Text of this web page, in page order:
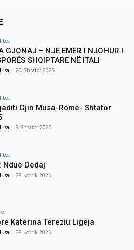
GJONAJ – NJË EMËR I NJOHUR I
SHQIPTARE NË ITALI
- 20 Shtator 2025
Gjin Musa-Rome- Shtator
- 8 Shtator 2025
Ndue Dedaj
- 28 Korrik 2025
Katerina Tereziu Ligeja
- 28 Korrik 2025